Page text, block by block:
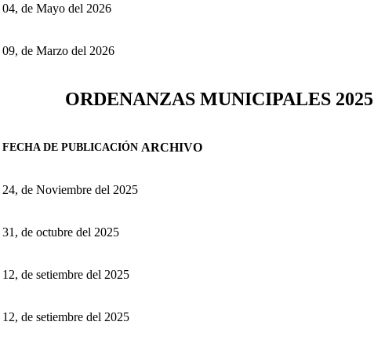
04, de Mayo del 2026
09, de Marzo del 2026
ORDENANZAS MUNICIPALES 2025
FECHA DE PUBLICACIÓN ARCHIVO
24, de Noviembre del 2025
31, de octubre del 2025
12, de setiembre del 2025
12, de setiembre del 2025